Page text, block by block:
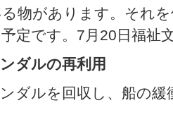
物があります。それ
定です。7月20日福祉
ダルの再利用
ダルを回収し、船の